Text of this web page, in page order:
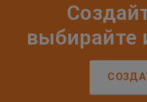
выбирайте